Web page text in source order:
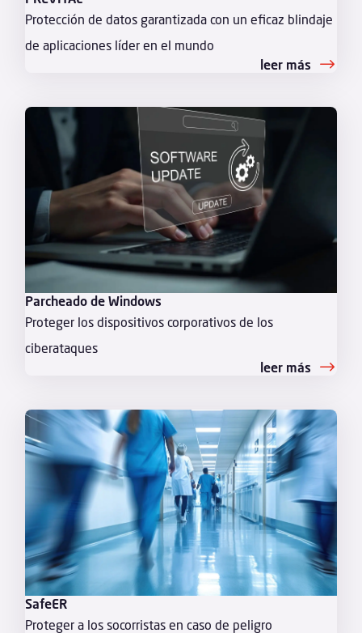
Protección de datos garantizada con un eficaz blindaje
de aplicaciones líder en el mundo
leer más
Parcheado de Windows
Proteger los dispositivos corporativos de los
ciberataques
leer más
SafeER
Proteger a los socorristas en caso de peligro